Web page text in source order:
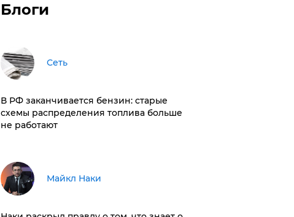
Блоги
Сеть
​В РФ заканчивается бензин: старые
схемы распределения топлива больше
не работают
Майкл Наки